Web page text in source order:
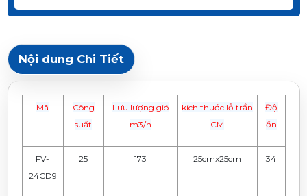
Nội dung Chi Tiết
Mã
Công
suất
Lưu lượng gió
m3/h
kích thước lỗ trần
CM
Độ
ồn
FV-
24CD9
25 173 25cmx25cm 34